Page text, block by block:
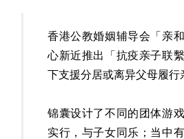
香港公教婚姻辅导会「亲
心新近推出「抗疫亲子联
下支援分居或离异父母履行
锦囊设计了不同的团体游
实行，与子女同乐；当中